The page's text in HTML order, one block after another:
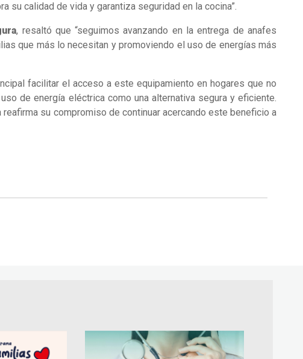
su calidad de vida y garantiza seguridad en la cocina”.
, resaltó que “seguimos avanzando en la entrega de anafes
que más lo necesitan y promoviendo el uso de energías más
facilitar el acceso a este equipamiento en hogares que no
de energía eléctrica como una alternativa segura y eficiente.
su compromiso de continuar acercando este beneficio a